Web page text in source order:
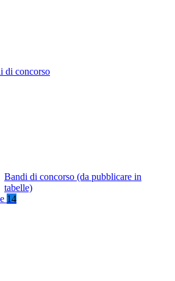
di concorso
Bandi di concorso (da pubblicare in
tabelle)
14